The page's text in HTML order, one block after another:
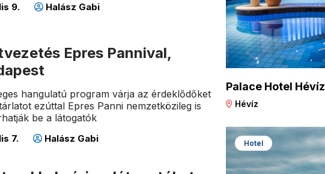
9. Halász Gabi
Epres Pannival,
hangulatú program várja az érdeklődőket
ezúttal Epres Panni nemzetközileg is
be a látogatók
7. Halász Gabi
Palace Hotel Hévíz
Hévíz
Hotel